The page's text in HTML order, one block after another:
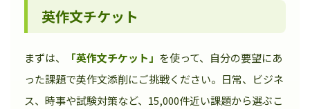
英作文チケット
まずは、 「英作文チケット」 を使って、自分の要望にあ
った課題で英作文添削にご挑戦ください。日常、ビジネ
ス、時事や試験対策など、15,000件近い課題から選ぶこ